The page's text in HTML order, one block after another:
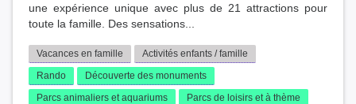
une expérience unique avec plus de 21 attractions pour
toute la famille. Des sensations...
Vacances en famille
Activités enfants / famille
Rando
Découverte des monuments
Parcs animaliers et aquariums
Parcs de loisirs et à thème